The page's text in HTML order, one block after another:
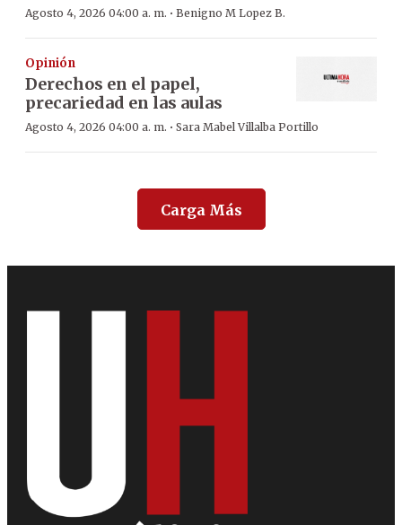
Agosto 4, 2026 04:00 a. m. · Benigno M Lopez B.
Opinión
Derechos en el papel,
precariedad en las aulas
Agosto 4, 2026 04:00 a. m. · Sara Mabel Villalba Portillo
Carga Más